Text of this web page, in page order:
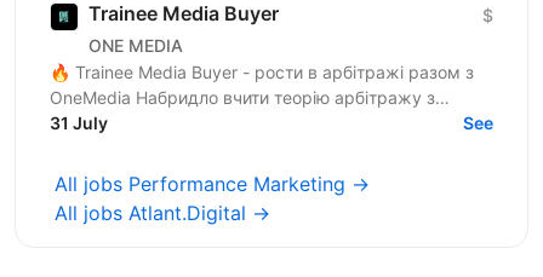
Trainee Media Buyer
ONE MEDIA
$
🔥 Trainee Media Buyer - рости в арбітражі разом з
OneMedia Набридло вчити теорію арбітражу з
ютубу? Хочеш вчитися на реальних бюджетах,
31 July See
All jobs Performance Marketing →
All jobs Atlant.Digital →